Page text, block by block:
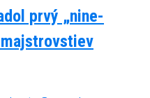
prvý „nine-